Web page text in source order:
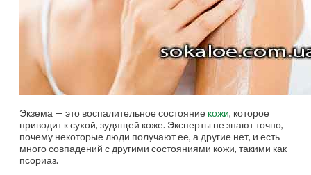
Экзема — это воспалительное состояние кожи, которое
приводит к сухой, зудящей коже. Эксперты не знают точно,
почему некоторые люди получают ее, а другие нет, и есть
много совпадений с другими состояниями кожи, такими как
псориаз.